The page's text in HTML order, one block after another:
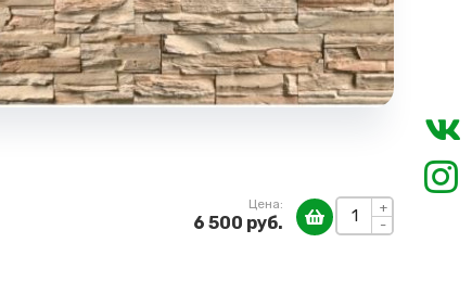
+
-
Цена:
6 500 руб.